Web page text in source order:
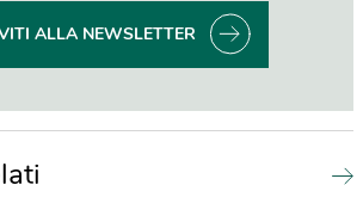
ALLA NEWSLETTER